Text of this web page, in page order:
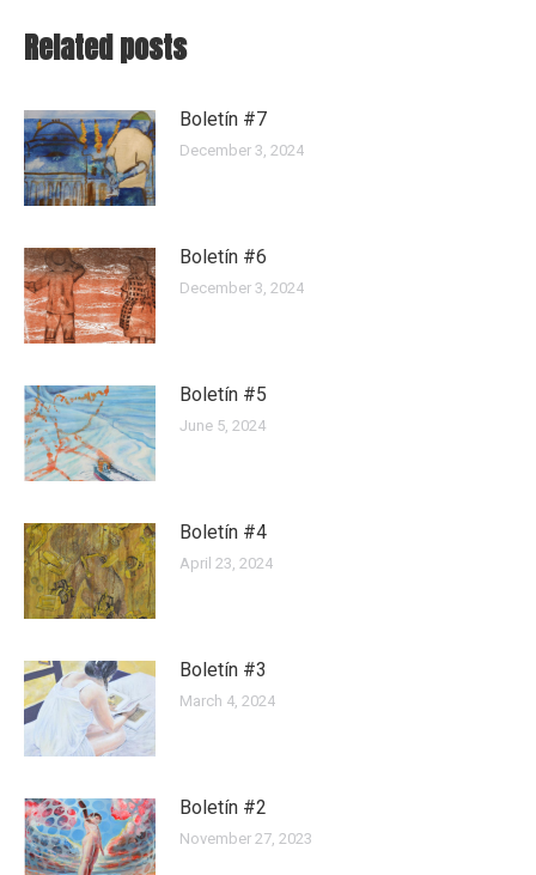
Related posts
Boletín #7
December 3, 2024
Boletín #6
December 3, 2024
Boletín #5
June 5, 2024
Boletín #4
April 23, 2024
Boletín #3
March 4, 2024
Boletín #2
November 27, 2023